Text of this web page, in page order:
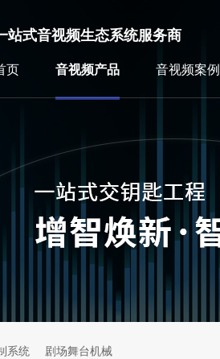
站式音视频生态系统服务商
页 音视频产品 音视频案例
系统 剧场舞台机械